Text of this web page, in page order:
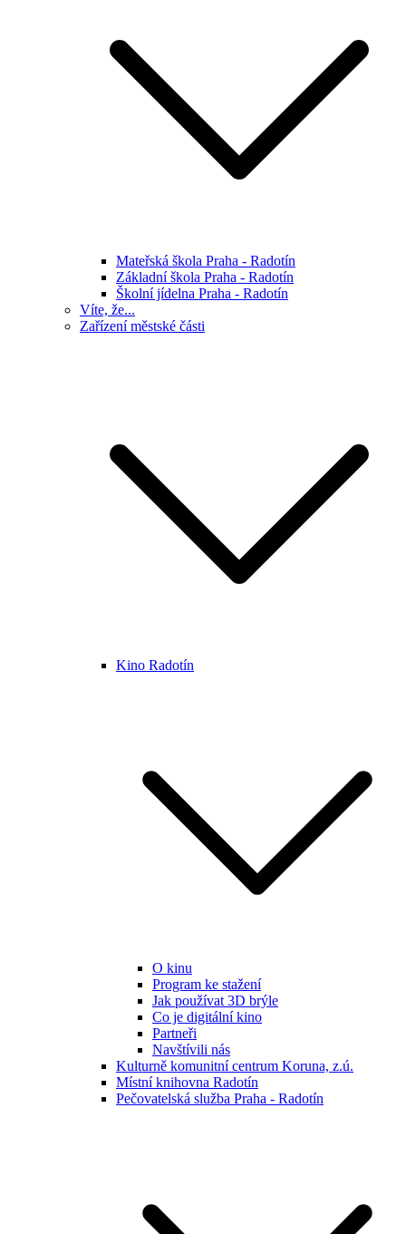
Mateřská škola Praha - Radotín
Základní škola Praha - Radotín
Školní jídelna Praha - Radotín
Víte, že...
Zařízení městské části
Kino Radotín
O kinu
Program ke stažení
Jak používat 3D brýle
Co je digitální kino
Partneři
Navštívili nás
Kulturně komunitní centrum Koruna, z.ú.
Místní knihovna Radotín
Pečovatelská služba Praha - Radotín